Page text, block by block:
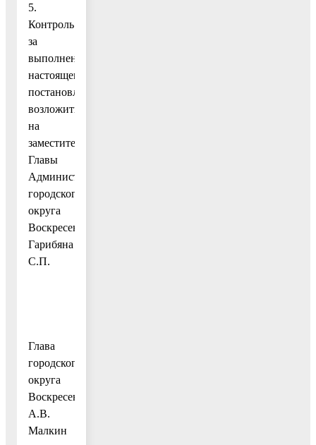
5.
Контроль
за
выполнением
настоящего
постановления
возложить
на
заместителя
Главы
Администрации
городского
округа
Воскресенск
Гарибяна
С.П.
Глава
городского
округа
Воскресенск
А.В.
Малкин